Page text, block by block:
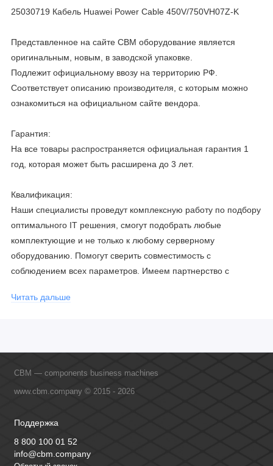
25030719 Кабель Huawei Power Cable 450V/750VH07Z-K
Представленное на сайте CBM оборудование является
оригинальным, новым, в заводской упаковке.
Подлежит официальному ввозу на территорию РФ.
Соответствует описанию производителя, с которым можно
ознакомиться на официальном сайте вендора.
Гарантия:
На все товары распространяется официальная гарантия 1
год, которая может быть расширена до 3 лет.
Квалификация:
Наши специалисты проведут комплексную работу по подбору
оптимального IT решения, смогут подобрать любые
комплектующие и не только к любому серверному
оборудованию. Помогут сверить совместимость с
соблюдением всех параметров. Имеем партнерство с
обучение сотрудников, что позволяет исключить ошибки даже
Читать дальше
CBM — components business machines
www.cbm.company © 2015 - 2026
Поддержка
8 800 100 01 52
info@cbm.company